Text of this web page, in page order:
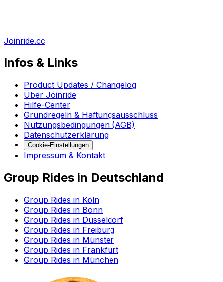
Joinride.cc
Infos & Links
Product Updates / Changelog
Über Joinride
Hilfe-Center
Grundregeln & Haftungsausschluss
Nutzungsbedingungen (AGB)
Datenschutzerklärung
Cookie-Einstellungen
Impressum & Kontakt
Group Rides in Deutschland
Group Rides in Köln
Group Rides in Bonn
Group Rides in Düsseldorf
Group Rides in Freiburg
Group Rides in Münster
Group Rides in Frankfurt
Group Rides in München